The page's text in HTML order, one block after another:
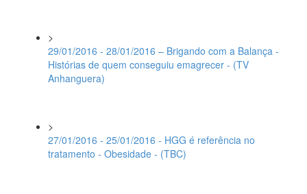
>
29/01/2016 - 28/01/2016 – Brigando com a Balança -
Histórias de quem conseguiu emagrecer - (TV
Anhanguera)
>
27/01/2016 - 25/01/2016 - HGG é referência no
tratamento - Obesidade - (TBC)